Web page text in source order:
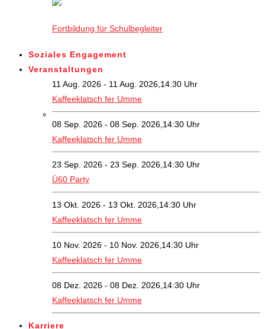
Fortbildung für Schulbegleiter
Soziales Engagement
Veranstaltungen
11 Aug. 2026 - 11 Aug. 2026,14:30 Uhr
Kaffeeklatsch fer Umme
08 Sep. 2026 - 08 Sep. 2026,14:30 Uhr
Kaffeeklatsch fer Umme
23 Sep. 2026 - 23 Sep. 2026,14:30 Uhr
Ü60 Party
13 Okt. 2026 - 13 Okt. 2026,14:30 Uhr
Kaffeeklatsch fer Umme
10 Nov. 2026 - 10 Nov. 2026,14:30 Uhr
Kaffeeklatsch fer Umme
08 Dez. 2026 - 08 Dez. 2026,14:30 Uhr
Kaffeeklatsch fer Umme
Karriere